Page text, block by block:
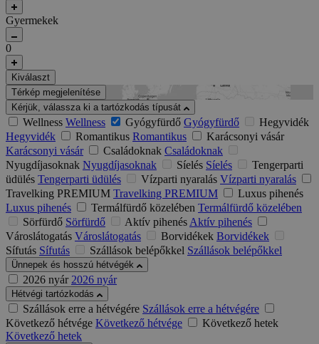
Gyermekek
0
Kiválaszt
Térkép megjelenítése
Kérjük, válassza ki a tartózkodás típusát
Wellness Wellness Gyógyfürdő Gyógyfürdő
Hegyvidék
Hegyvidék
Romantikus Romantikus
Karácsonyi vásár
Karácsonyi vásár
Családoknak Családoknak
Nyugdíjasoknak Nyugdíjasoknak Síelés Síelés
Tengerparti
üdülés Tengerparti üdülés Vízparti nyaralás Vízparti nyaralás
Travelking PREMIUM Travelking PREMIUM
Luxus pihenés
Luxus pihenés
Termálfürdő közelében Termálfürdő közelében
Sörfürdő Sörfürdő Aktív pihenésAktív pihenés
Városlátogatás Városlátogatás Borvidékek Borvidékek
Sífutás Sífutás Szállások belépőkkel Szállások belépőkkel
Ünnepek és hosszú hétvégék
2026 nyár 2026 nyár
Hétvégi tartózkodás
Szállások erre a hétvégére Szállások erre a hétvégére
Következő hétvége Következő hétvége
Következő hetek
Következő hetek